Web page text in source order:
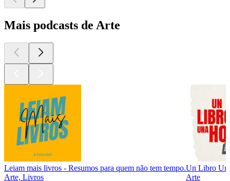
Mais podcasts de Arte
Leiam mais livros - Resumos para quem não tem tempo.
Arte, Livros
Un Libro
Arte